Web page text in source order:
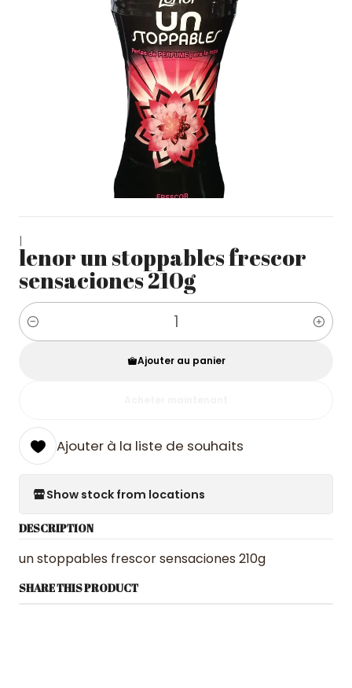
|
lenor un stoppables frescor
sensaciones 210g
Quantité
Ajouter au panier
Ajouter à la liste de souhaits
Show stock from locations
DESCRIPTION
un stoppables frescor sensaciones 210g
SHARE THIS PRODUCT